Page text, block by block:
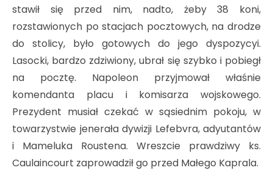
stawił się przed nim, nadto, żeby 38 koni,
rozstawionych po stacjach pocztowych, na drodze
do stolicy, było gotowych do jego dyspozycyi.
Lasocki, bardzo zdziwiony, ubrał się szybko i pobiegł
na pocztę. Napoleon przyjmował właśnie
komendanta placu i komisarza wojskowego.
Prezydent musiał czekać w sąsiednim pokoju, w
towarzystwie jenerała dywizji Lefebvra, adyutantów
i Mameluka Roustena. Wreszcie prawdziwy ks.
Caulaincourt zaprowadził go przed Małego Kaprala.